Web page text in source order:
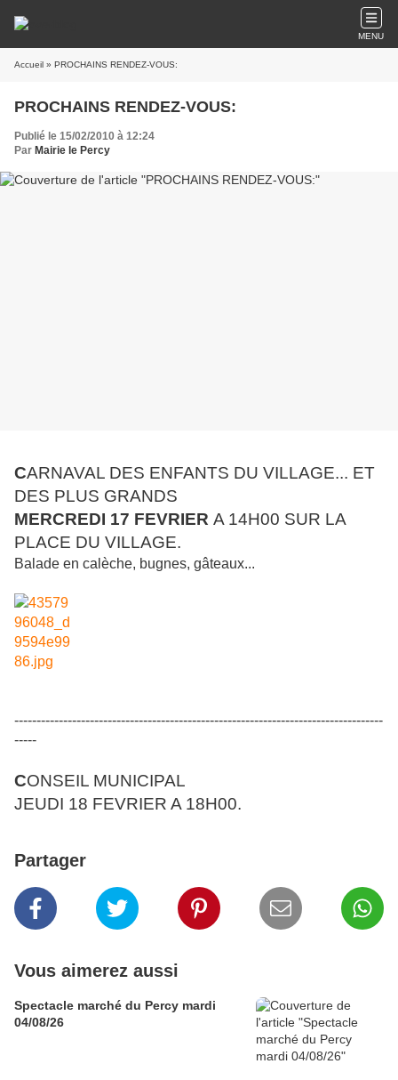
MENU
Accueil » PROCHAINS RENDEZ-VOUS:
PROCHAINS RENDEZ-VOUS:
Publié le 15/02/2010 à 12:24
Par Mairie le Percy
CARNAVAL DES ENFANTS DU VILLAGE... ET
DES PLUS GRANDS
MERCREDI 17 FEVRIER A 14H00 SUR LA
PLACE DU VILLAGE.
Balade en calèche, bugnes, gâteaux...
-----------------------------------------------------------------------------------
-----
CONSEIL MUNICIPAL
JEUDI 18 FEVRIER A 18H00.
Partager
Vous aimerez aussi
Spectacle marché du Percy mardi
04/08/26